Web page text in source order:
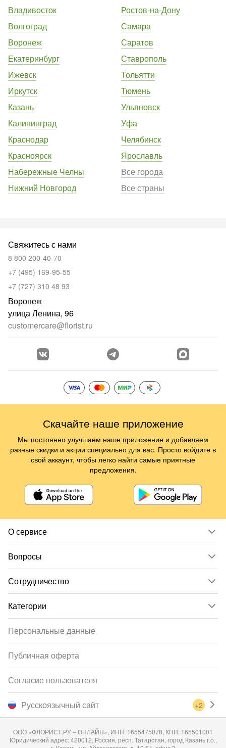
Владивосток
Волгоград
Воронеж
Екатеринбург
Ижевск
Иркутск
Казань
Калининград
Краснодар
Красноярск
Набережные Челны
Нижний Новгород
Ростов-на-Дону
Самара
Саратов
Ставрополь
Тольятти
Тюмень
Ульяновск
Уфа
Челябинск
Ярославль
Все города
Все страны
О сервисе
Вопросы
Сотрудничество
Категории
Свяжитесь с нами
8 800 200-40-70
+7 (495) 169-95-55
+7 (727) 310 48 93
Воронеж
улица Ленина, 96
customercare@florist.ru
Русскоязычный сайт +2
Персональные данные
Публичная оферта
Согласие пользователя
ООО «ФЛОРИСТ.РУ – ОНЛАЙН», ИНН: 1655475078, КПП: 165501001
Юридический адрес: 420012, Россия, респ. Татарстан, город Казань г.о.,
Скачайте наше приложение
Мы постоянно улучшаем наше приложение и добавляем
разные скидки и акции специально для вас. Просто войдите в
свой аккаунт, чтобы легко найти самые приятные
предложения.